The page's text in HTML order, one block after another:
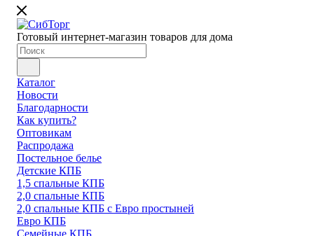
Готовый интернет-магазин товаров для дома
Каталог
Новости
Благодарности
Как купить?
Оптовикам
Распродажа
Постельное белье
Детские КПБ
1,5 спальные КПБ
2,0 спальные КПБ
2,0 спальные КПБ с Евро простыней
Евро КПБ
Семейные КПБ